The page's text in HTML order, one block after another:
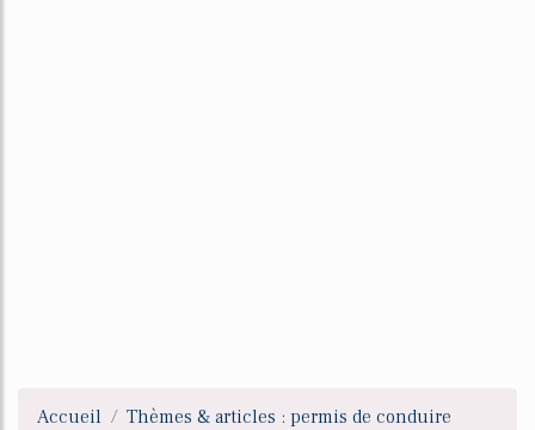
Accueil
Thèmes & articles : permis de conduire